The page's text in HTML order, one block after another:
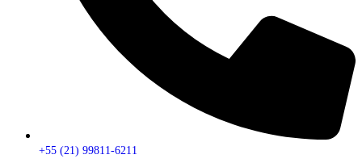
+55 (21) 99811-6211